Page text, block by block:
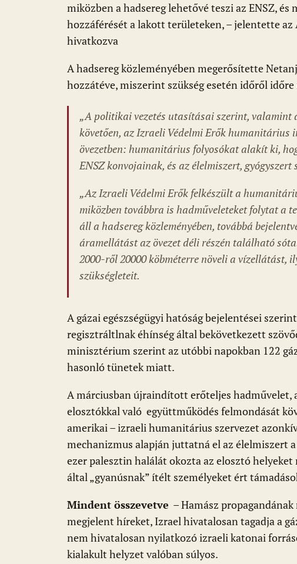
miközben a hadsereg lehetővé teszi az ENSZ, és
hozzáférését a lakott területeken, – jelentette
hivatkozva
A hadsereg közleményében megerősítette
hozzátéve, miszerint szükség esetén időről
„A politikai vezetés utasításai szerint, valamint
követően, az Izraeli Védelmi Erők
övezetben: humanitárius folyosókat alakít ki,
ENSZ konvojainak, és az élelmiszert, gyógyszert
„Az Izraeli Védelmi Erők felkészült a
miközben továbbra is hadműveleteket folytat a
áll a hadsereg közleményében, továbbá
áramellátást az övezet déli részén található
2000-ről 20000 köbméterre növeli a vízellátást,
szükségleteit.
A gázai egészségügyi hatóság bejelentései
regisztráltlnak éhínség által bekövetkezett
minisztérium szerint az utóbbi napokban 122
hasonló tünetek miatt.
A márciusban újraindított erőteljes hadművelet, a
elosztókkal való együttműködés felmondását
amerikai – izraeli humanitárius szervezet
mechanizmus alapján juttatná el az élelmiszert
ezer palesztin halálát okozta az elosztó helyeket
által „gyanúsnak” ítélt személyeket ért
Mindent összevetve – Hamász
megjelent híreket, Izrael hivatalosan tagadja a
nem hivatalosan nyilatkozó izraeli katonai
kialakult helyzet valóban súlyos.